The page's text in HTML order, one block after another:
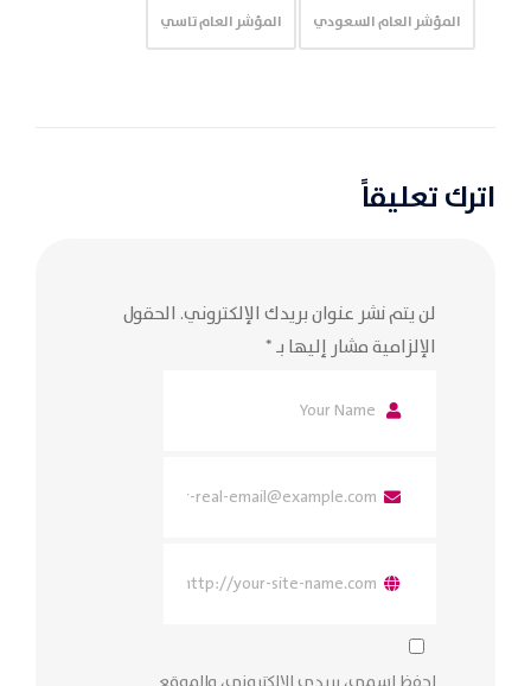
المؤشر العام السعودي المؤشر العام تاسي
اترك تعليقاً
لن يتم نشر عنوان بريدك الإلكتروني. الحقول
الإلزامية مشار إليها بـ*